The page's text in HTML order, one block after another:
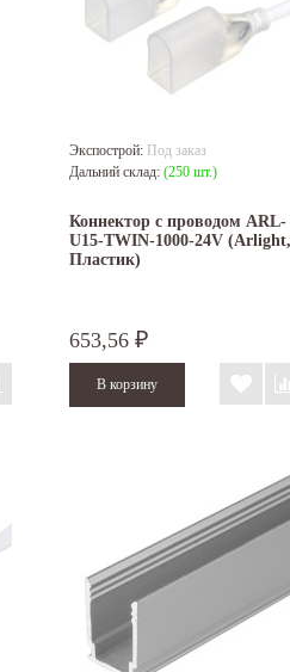
Экспострой: Под заказ
Дальний склад: (250 шт.)
Коннектор с проводом ARL-
U15-TWIN-1000-24V (Arlight,
Пластик)
653,56 ₽